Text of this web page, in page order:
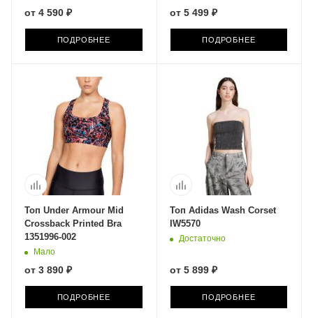
от 4 590 ₽
ПОДРОБНЕЕ
от 5 499 ₽
ПОДРОБНЕЕ
Топ Under Armour Mid
Crossback Printed Bra
1351996-002
Мало
от 3 890 ₽
ПОДРОБНЕЕ
Топ Adidas Wash Corset
IW5570
Достаточно
от 5 899 ₽
ПОДРОБНЕЕ